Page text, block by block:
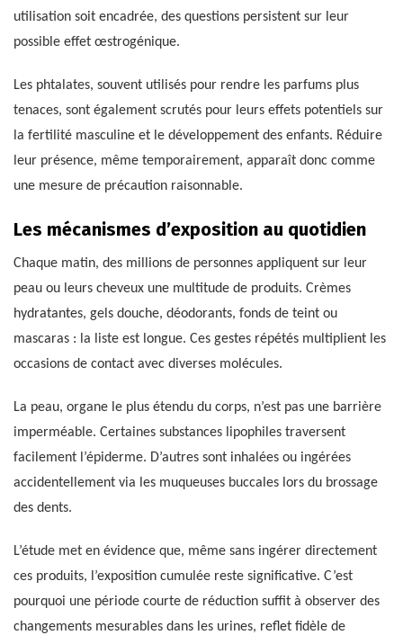
utilisation soit encadrée, des questions persistent sur leur
possible effet œstrogénique.
Les phtalates, souvent utilisés pour rendre les parfums plus
tenaces, sont également scrutés pour leurs effets potentiels sur
la fertilité masculine et le développement des enfants. Réduire
leur présence, même temporairement, apparaît donc comme
une mesure de précaution raisonnable.
Les mécanismes d’exposition au quotidien
Chaque matin, des millions de personnes appliquent sur leur
peau ou leurs cheveux une multitude de produits. Crèmes
hydratantes, gels douche, déodorants, fonds de teint ou
mascaras : la liste est longue. Ces gestes répétés multiplient les
occasions de contact avec diverses molécules.
La peau, organe le plus étendu du corps, n’est pas une barrière
imperméable. Certaines substances lipophiles traversent
facilement l’épiderme. D’autres sont inhalées ou ingérées
accidentellement via les muqueuses buccales lors du brossage
des dents.
L’étude met en évidence que, même sans ingérer directement
ces produits, l’exposition cumulée reste significative. C’est
pourquoi une période courte de réduction suffit à observer des
changements mesurables dans les urines, reflet fidèle de